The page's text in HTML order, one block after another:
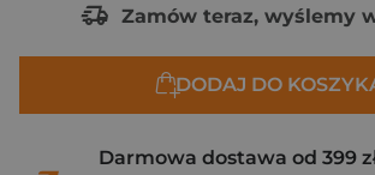
Zamów teraz, wyślemy
DODAJ DO
Darmowa dostawa od 399